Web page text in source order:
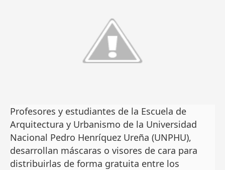
Profesores y estudiantes de la Escuela de
Arquitectura y Urbanismo de la Universidad
Nacional Pedro Henríquez Ureña (UNPHU),
desarrollan máscaras o visores de cara para
distribuirlas de forma gratuita entre los